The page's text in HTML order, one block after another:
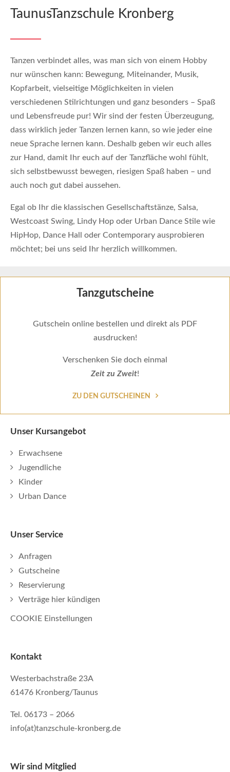
TaunusTanzschule Kronberg
Tanzen verbindet alles, was man sich von einem Hobby
nur wünschen kann: Bewegung, Miteinander, Musik,
Kopfarbeit, vielseitige Möglichkeiten in vielen
verschiedenen Stilrichtungen und ganz besonders – Spaß
und Lebensfreude pur! Wir sind der festen Überzeugung,
dass wirklich jeder Tanzen lernen kann, so wie jeder eine
neue Sprache lernen kann. Deshalb geben wir euch alles
zur Hand, damit Ihr euch auf der Tanzfläche wohl fühlt,
sich selbstbewusst bewegen, riesigen Spaß haben – und
auch noch gut dabei aussehen.
Egal ob Ihr die klassischen Gesellschaftstänze, Salsa,
Westcoast Swing, Lindy Hop oder Urban Dance Stile wie
HipHop, Dance Hall oder Contemporary ausprobieren
möchtet; bei uns seid Ihr herzlich willkommen.
Tanzgutscheine
Gutschein online bestellen und direkt als PDF
ausdrucken!
Verschenken Sie doch einmal
Zeit zu Zweit!
ZU DEN GUTSCHEINEN
Unser Kursangebot
Erwachsene
Jugendliche
Kinder
Urban Dance
Unser Service
Anfragen
Gutscheine
Reservierung
Verträge hier kündigen
COOKIE Einstellungen
Kontakt
Westerbachstraße 23A
61476 Kronberg/Taunus
Tel. 06173 – 2066
info(at)tanzschule-kronberg.de
Wir sind Mitglied